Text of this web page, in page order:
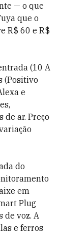
— o que
que o
R$ 60 e R$
(10 A
(Positivo
e
ar. Preço
do
em
Plug
de voz. A
e ferros